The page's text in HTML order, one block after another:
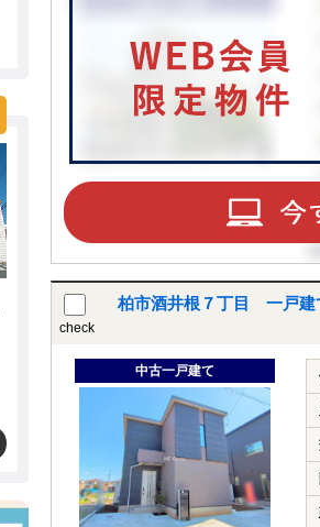
check
柏市酒井根７丁目 一戸建
中古一戸建て